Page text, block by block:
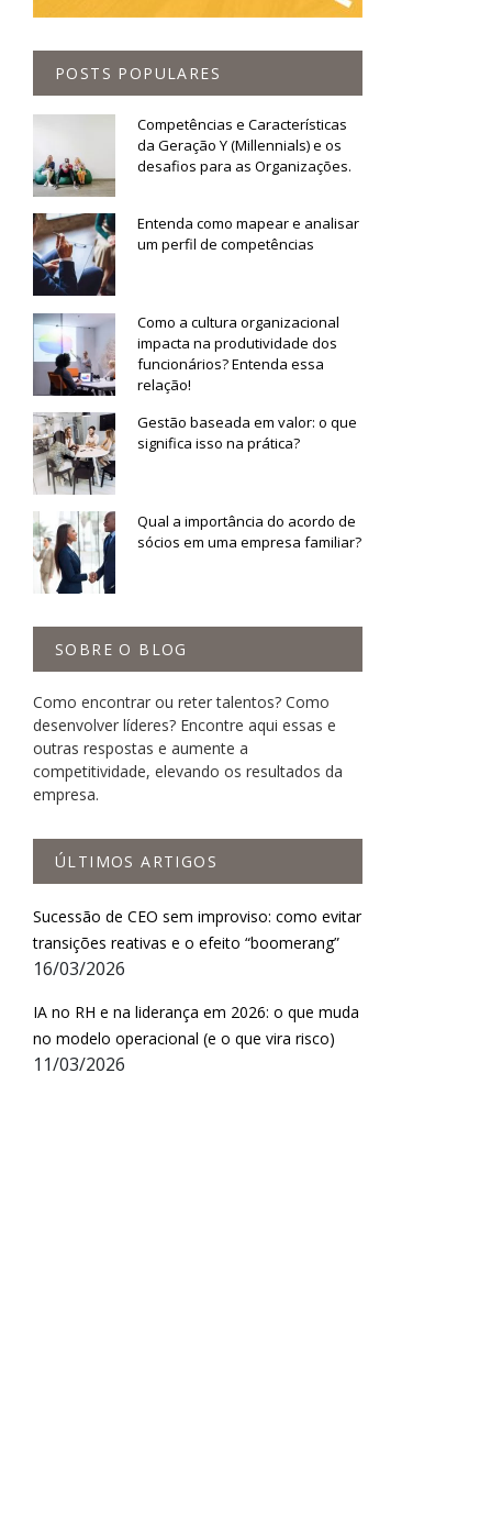
POSTS POPULARES
Competências e Características
da Geração Y (Millennials) e os
desafios para as Organizações.
Entenda como mapear e analisar
um perfil de competências
Como a cultura organizacional
impacta na produtividade dos
funcionários? Entenda essa
relação!
Gestão baseada em valor: o que
significa isso na prática?
Qual a importância do acordo de
sócios em uma empresa familiar?
SOBRE O BLOG
Como encontrar ou reter talentos? Como
desenvolver líderes? Encontre aqui essas e
outras respostas e aumente a
competitividade, elevando os resultados da
empresa.
ÚLTIMOS ARTIGOS
Sucessão de CEO sem improviso: como evitar
transições reativas e o efeito “boomerang”
16/03/2026
IA no RH e na liderança em 2026: o que muda
no modelo operacional (e o que vira risco)
11/03/2026